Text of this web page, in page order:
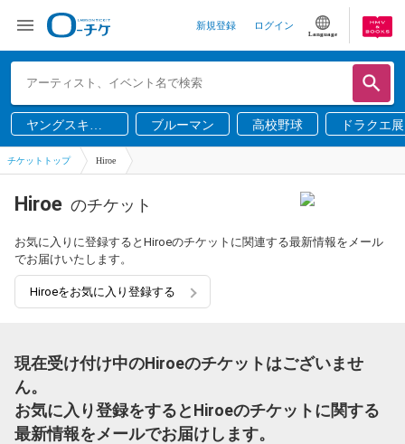
新規登録 ログイン
Language
ヤングスキニ
ー
ブルーマン 高校野球 ドラクエ展
チケットトップ Hiroe
Hiroe のチケット
お気に入りに登録するとHiroeのチケットに関連する最新情報をメール
でお届けいたします。
Hiroeをお気に入り登録する
現在受け付け中のHiroeのチケットはございませ
ん。
お気に入り登録をするとHiroeのチケットに関する
最新情報をメールでお届けします。